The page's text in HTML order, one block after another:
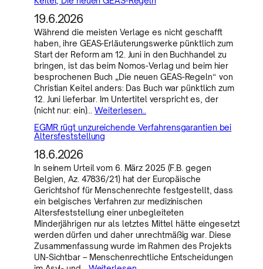
19.6.2026
Während die meisten Verlage es nicht geschafft
haben, ihre GEAS-Erläuterungswerke pünktlich zum
Start der Reform am 12. Juni in den Buchhandel zu
bringen, ist das beim Nomos-Verlag und beim hier
besprochenen Buch „Die neuen GEAS-Regeln“ von
Christian Keitel anders: Das Buch war pünktlich zum
12. Juni lieferbar. Im Untertitel verspricht es, der
(nicht nur: ein)…Weiterlesen..
EGMR rügt unzureichende Verfahrensgarantien bei
Altersfeststellung
18.6.2026
In seinem Urteil vom 6. März 2025 (F.B. gegen
Belgien, Az. 47836/21) hat der Europäische
Gerichtshof für Menschenrechte festgestellt, dass
ein belgisches Verfahren zur medizinischen
Altersfeststellung einer unbegleiteten
Minderjährigen nur als letztes Mittel hätte eingesetzt
werden dürfen und daher unrechtmäßig war. Diese
Zusammenfassung wurde im Rahmen des Projekts
UN-Sichtbar – Menschenrechtliche Entscheidungen